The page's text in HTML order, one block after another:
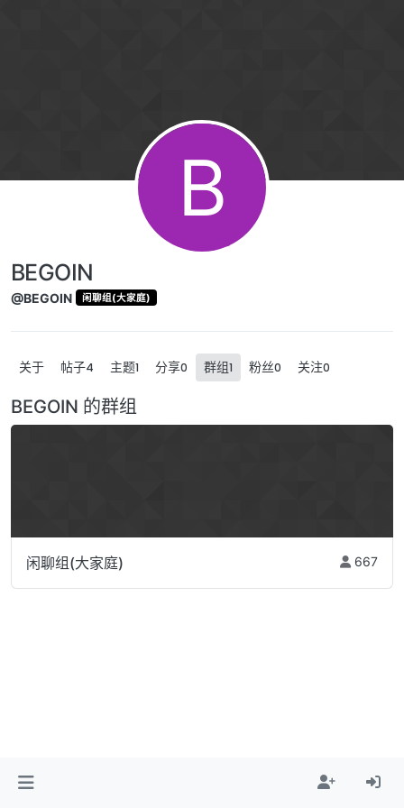
B
BEGOIN
@BEGOIN 闲聊组(大家庭)
关于 帖子4 主题1 分享0 群组1 粉丝0 关注0
BEGOIN 的群组
闲聊组(大家庭) 667